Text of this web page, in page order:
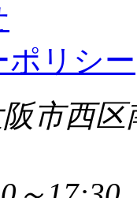
ポリシー
市西